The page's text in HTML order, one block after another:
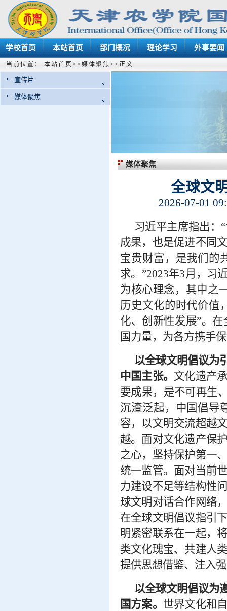
学校首页 本站首页 部门概况 理论学习 外事要闻
当前位置： 本站首页 >> 媒体聚焦 >> 正文
宣传片
媒体聚焦
媒体聚焦
全球文
2026-07-01
习近平主席指出：
成果，也是促进不同
宝贵财富，是我们的
求。”2023年3月，习
为核心理念，其中之
历史文化的时代价值
化、创新性发展”。
国力量，为各方携手
以全球文明倡议为
中国主张。 文化遗产
要成果，是不可再生
沉渣泛起，中国倡导
容，以文明交流超越
越。面对文化遗产保
之心，坚持保护第一
统一监管。面对当前
力建设不足等结构性
球文明对话合作网络
在全球文明倡议指引
明紧密联系在一起，
类文化瑰宝、共建人
提供思想借鉴、注入
以全球文明倡议为
国方案。 世界文化和